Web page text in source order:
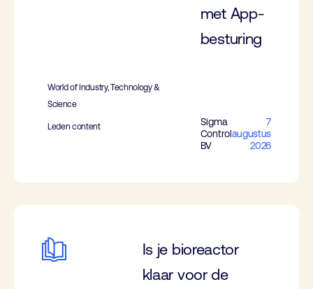
met App-
besturing
World of Industry, Technology &
Science
Leden content
Sigma
Control
BV
7
augustus
2026
Is je bioreactor
klaar voor de